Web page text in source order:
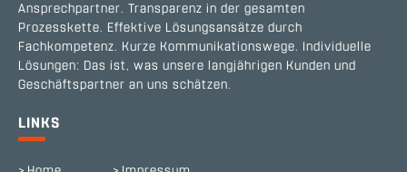
Ansprechpartner. Transparenz in der gesamten
Prozesskette. Effektive Lösungsansätze durch
Fachkompetenz. Kurze Kommunikationswege. Individuelle
Lösungen: Das ist, was unsere langjährigen Kunden und
Geschäftspartner an uns schätzen.
LINKS